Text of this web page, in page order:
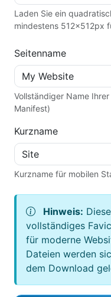
Laden Sie ein
mindestens 512×512px
Seitenname
Vollständiger Name
Manifest)
Kurzname
Kurzname für mobilen
Hinweis:
vollständiges
für moderne
Dateien werden
dem Download